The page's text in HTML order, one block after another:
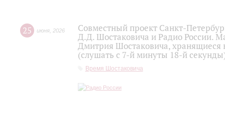
25 июня 2026
Совместный проект Санкт-
Д.Д. Шостаковича и Радио России.
Дмитрия Шостаковича, хранящиеся
(слушать с 7-й минуты 18-й
Время Шостаковича